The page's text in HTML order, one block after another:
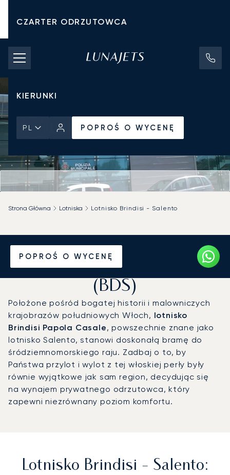
CZARTER ODRZUTOWCA
KOSZTY CZARTERU
PRYWATNE ODRZUTOWCE
KIERUNKI
PL POPROŚ O WYCENĘ
POPROŚ O WYCENĘ
Strona Główna Lotniska Lotnisko Brindisi - Salento
Prywatny odrzutowiec na
Lotnisko Brindisi - Salento
(BDS)
Położone pośród bogatej historii i malowniczych
krajobrazów południowych Włoch, lotnisko
Brindisi Papola Casale, powszechnie znane jako
lotnisko Salento, stanowi doskonałą bramę do
śródziemnomorskiego raju. Zadbaj o to, by
Państwa przylot i wylot z tej włoskiej perły były
równie wyjątkowe jak sam region, decydując się
na wynajem prywatnego odrzutowca, który
zapewni niezrównany poziom komfortu.
Lotnisko Brindisi - Salento: